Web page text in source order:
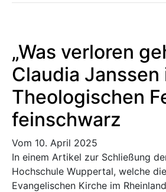
„Was verloren
Claudia Janssen
Theologischen
feinschwarz
Vom 10. April 2025
In einem Artikel zur Schließung
Hochschule Wuppertal, welche
Evangelischen Kirche im